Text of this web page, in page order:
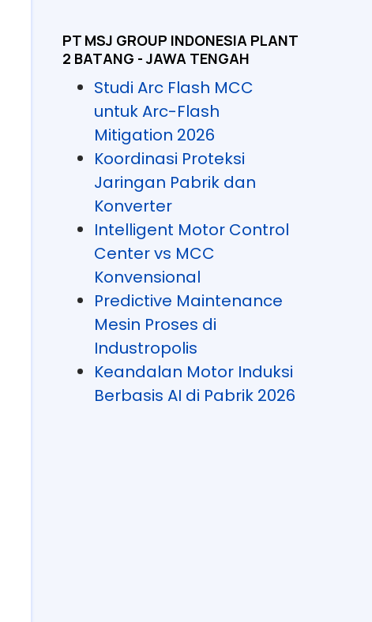
PT MSJ GROUP INDONESIA PLANT
2 BATANG - JAWA TENGAH
Studi Arc Flash MCC
untuk Arc-Flash
Mitigation 2026
Koordinasi Proteksi
Jaringan Pabrik dan
Konverter
Intelligent Motor Control
Center vs MCC
Konvensional
Predictive Maintenance
Mesin Proses di
Industropolis
Keandalan Motor Induksi
Berbasis AI di Pabrik 2026